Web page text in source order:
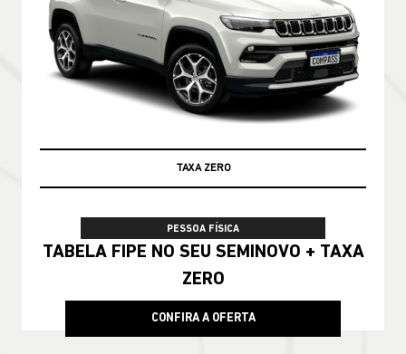
100% DA TABELA FIPE NO SEU USADO
PESSOA FÍSICA
TABELA FIPE NO SEU SEMINOVO + TAXA
ZERO
CONFIRA A OFERTA